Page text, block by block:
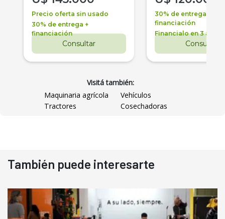
Precio oferta sin usado
30% de entrega +
financiación
Consultar
30% de entrega +
financiación
Financialo en 3 años
Consultar
Visitá también:
Maquinaria agrícola
Vehículos
Tractores
Cosechadoras
También puede interesarte